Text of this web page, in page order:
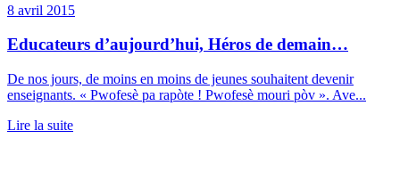
8 avril 2015
Educateurs d’aujourd’hui, Héros de demain…
De nos jours, de moins en moins de jeunes souhaitent devenir
enseignants. « Pwofesè pa rapòte ! Pwofesè mouri pòv ». Ave...
Lire la suite